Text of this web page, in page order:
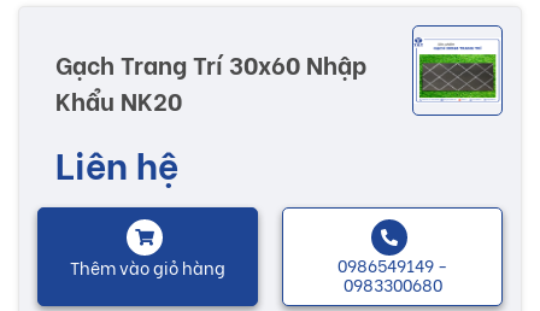
Gạch Trang Trí 30x60 Nhập
Khẩu NK20
Liên hệ
Thêm vào giỏ hàng 0986549149 -
0983300680